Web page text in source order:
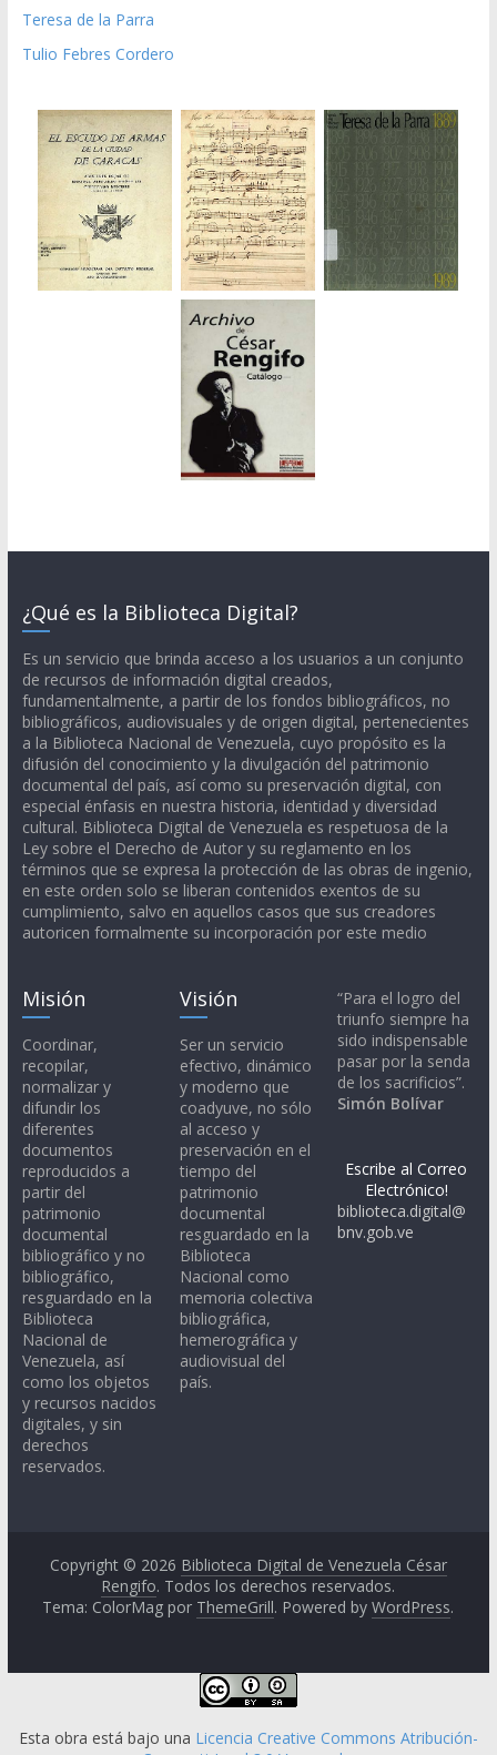
Teresa de la Parra
Tulio Febres Cordero
¿Qué es la Biblioteca Digital?
Es un servicio que brinda acceso a los usuarios a un conjunto
de recursos de información digital creados,
fundamentalmente, a partir de los fondos bibliográficos, no
bibliográficos, audiovisuales y de origen digital, pertenecientes
a la Biblioteca Nacional de Venezuela, cuyo propósito es la
difusión del conocimiento y la divulgación del patrimonio
documental del país, así como su preservación digital, con
especial énfasis en nuestra historia, identidad y diversidad
cultural. Biblioteca Digital de Venezuela es respetuosa de la
Ley sobre el Derecho de Autor y su reglamento en los
términos que se expresa la protección de las obras de ingenio,
en este orden solo se liberan contenidos exentos de su
cumplimiento, salvo en aquellos casos que sus creadores
autoricen formalmente su incorporación por este medio
Misión
Coordinar,
recopilar,
normalizar y
difundir los
diferentes
documentos
reproducidos a
partir del
patrimonio
documental
bibliográfico y no
bibliográfico,
resguardado en la
Biblioteca
Nacional de
Venezuela, así
como los objetos
y recursos nacidos
digitales, y sin
derechos
reservados.
Visión
Ser un servicio
efectivo, dinámico
y moderno que
coadyuve, no sólo
al acceso y
preservación en el
tiempo del
patrimonio
documental
resguardado en la
Biblioteca
Nacional como
memoria colectiva
bibliográfica,
hemerográfica y
audiovisual del
país.
“Para el logro del
triunfo siempre ha
sido indispensable
pasar por la senda
de los sacrificios”.
Simón Bolívar
Escribe al Correo
Electrónico!
biblioteca.digital@
bnv.gob.ve
Copyright © 2026 Biblioteca Digital de Venezuela César
Rengifo. Todos los derechos reservados.
Tema: ColorMag por ThemeGrill. Powered byWordPress.
Esta obra está bajo una Licencia Creative Commons Atribución-